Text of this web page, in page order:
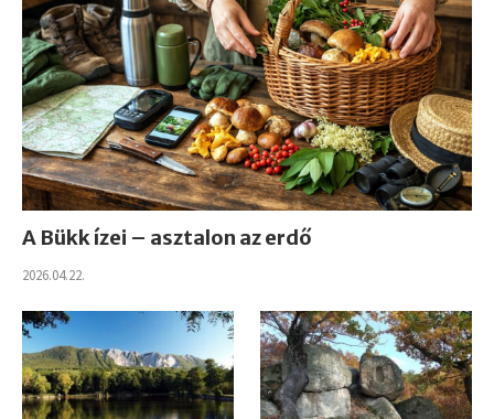
A Bükk ízei – asztalon az erdő
2026.04.22.